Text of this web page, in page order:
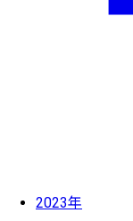
2023年